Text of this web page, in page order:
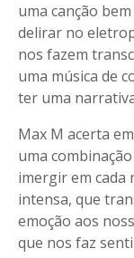
uma canção
delirar no
nos fazem
uma música de
ter uma
Max M acerta
uma
imergir em cada
intensa, que
emoção aos
que nos faz